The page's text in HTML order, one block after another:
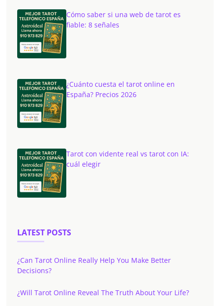
Cómo saber si una web de tarot es
fiable: 8 señales
¿Cuánto cuesta el tarot online en
España? Precios 2026
Tarot con vidente real vs tarot con IA:
cuál elegir
LATEST POSTS
¿Can Tarot Online Really Help You Make Better
Decisions?
¿Will Tarot Online Reveal The Truth About Your Life?